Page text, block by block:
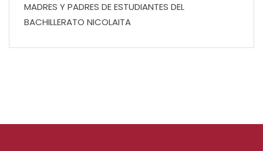
MADRES Y PADRES DE ESTUDIANTES DEL
BACHILLERATO NICOLAITA